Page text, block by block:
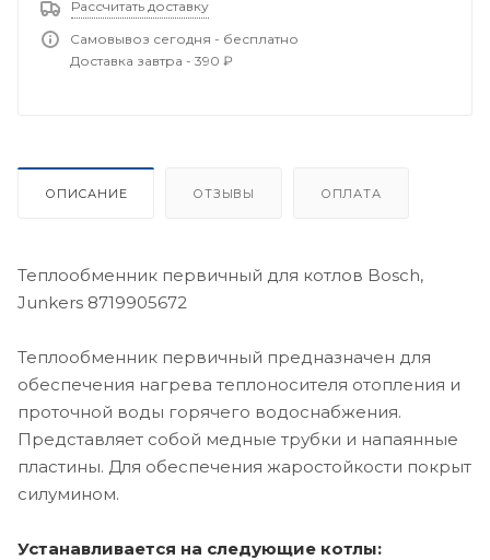
Рассчитать доставку
Самовывоз сегодня - бесплатно
Доставка завтра - 390 ₽
ОПИСАНИЕ ОТЗЫВЫ ОПЛАТА
Теплообменник первичный для котлов Bosch,
Junkers 8719905672
Теплообменник первичный предназначен для
обеспечения нагрева теплоносителя отопления и
проточной воды горячего водоснабжения.
Представляет собой медные трубки и напаянные
пластины. Для обеспечения жаростойкости покрыт
силумином.
Устанавливается на следующие котлы: